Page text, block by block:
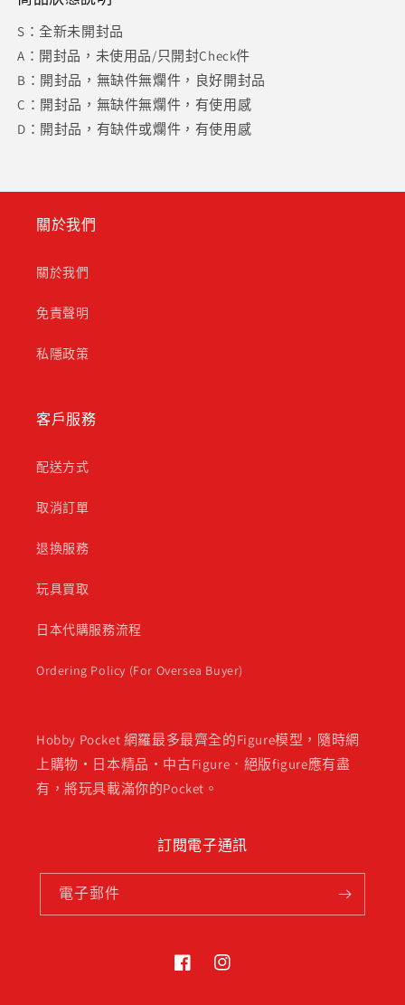
S：全新未開封品
A：開封品，未使用品/只開封Check件
B：開封品，無缺件無爛件，良好開封品
C：開封品，無缺件無爛件，有使用感
D：開封品，有缺件或爛件，有使用感
關於我們
關於我們
免責聲明
私隱政策
客戶服務
配送方式
取消訂單
退換服務
玩具買取
日本代購服務流程
Ordering Policy (For Oversea Buyer)
Hobby Pocket 網羅最多最齊全的Figure模型，隨時網
上購物・日本精品・中古Figure．絕版figure應有盡
有，將玩具載滿你的Pocket。
訂閱電子通訊
電子郵件
FacebookInstagram